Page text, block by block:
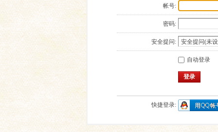
帐号:
密码:
安全提问:
自动登录
登录
快捷登录: